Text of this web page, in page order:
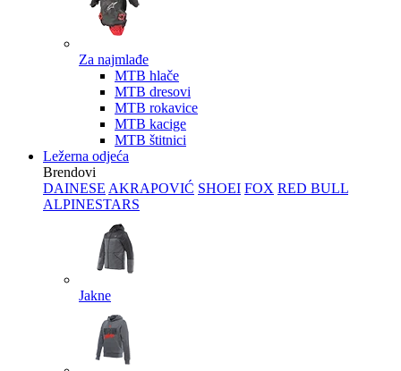
Za najmlađe
MTB hlače
MTB dresovi
MTB rokavice
MTB kacige
MTB štitnici
Ležerna odjeća
Brendovi
DAINESE AKRAPOVIĆ SHOEI FOX RED BULL
ALPINESTARS
Jakne